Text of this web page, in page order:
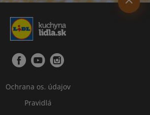
Ochrana os. údajov
Pravidlá